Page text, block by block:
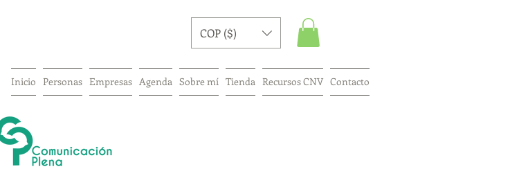
COP ($)
Inicio Personas Empresas Agenda Sobre mí Tienda Recursos CNV Contacto